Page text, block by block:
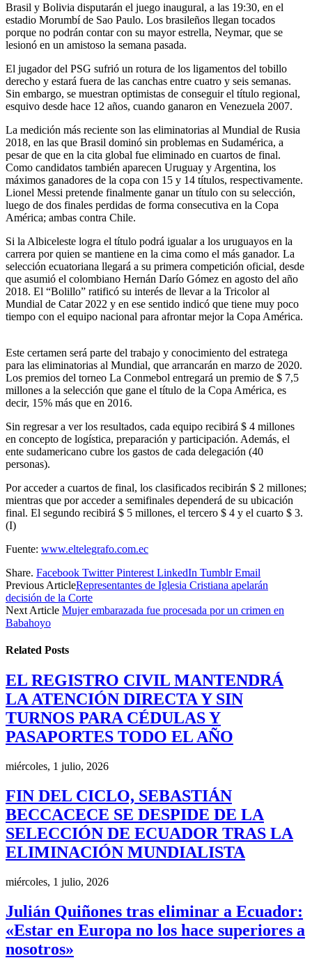
Brasil y Bolivia disputarán el juego inaugural, a las 19:30, en el
estadio Morumbí de Sao Paulo. Los brasileños llegan tocados
porque no podrán contar con su mayor estrella, Neymar, que se
lesionó en un amistoso la semana pasada.
El jugador del PSG sufrió un rotura de los ligamentos del tobillo
derecho y estará fuera de las canchas entre cuatro y seis semanas.
Sin embargo, se muestran optimistas de conseguir el título regional,
esquivo desde hace 12 años, cuando ganaron en Venezuela 2007.
La medición más reciente son las eliminatorias al Mundial de Rusia
2018, en las que Brasil dominó sin problemas en Sudamérica, a
pesar de que en la cita global fue eliminado en cuartos de final.
Como candidatos también aparecen Uruguay y Argentina, los
máximos ganadores de la copa con 15 y 14 títulos, respectivamente.
Lionel Messi pretende finalmente ganar un título con su selección,
luego de dos finales perdidas de forma consecutiva en la Copa
América; ambas contra Chile.
Si la Albiceleste logra el título podrá igualar a los uruguayos en la
carrera por quien se mantiene en la cima como el más ganador. La
selección ecuatoriana llegará a su primera competición oficial, desde
que asumió el colombiano Hernán Darío Gómez en agosto del año
2018. El “Bolillo” ratificó su interés de llevar a la Tricolor al
Mundial de Catar 2022 y en ese sentido indicó que tiene muy poco
tiempo con el equipo nacional para afrontar mejor la Copa América.
Este certamen será parte del trabajo y conocimiento del estratega
para las eliminatorias al Mundial, que arrancarán en marzo de 2020.
Los premios del torneo La Conmebol entregará un premio de $ 7,5
millones a la selección que gane el título de la Copa América, es
decir, 15% más que en 2016.
Sin regresar a ver los resultados, cada equipo recibirá $ 4 millones
en concepto de logística, preparación y participación. Además, el
ente sudamericano cubre los gastos de cada delegación (40
personas).
Por acceder a cuartos de final, los clasificados recibirán $ 2 millones;
mientras que por acceder a semifinales dependerá de su ubicación
final. El segundo recibirá $ 5 millones, el tercero $ 4 y el cuarto $ 3.
(I)
Fuente: www.eltelegrafo.com.ec
Share. Facebook Twitter Pinterest LinkedIn Tumblr Email
Previous ArticleRepresentantes de Iglesia Cristiana apelarán
decisión de la Corte
Next Article Mujer embarazada fue procesada por un crimen en
Babahoyo
Related Posts
EL REGISTRO CIVIL MANTENDRÁ
LA ATENCIÓN DIRECTA Y SIN
TURNOS PARA CÉDULAS Y
PASAPORTES TODO EL AÑO
miércoles, 1 julio, 2026
FIN DEL CICLO, SEBASTIÁN
BECCACECE SE DESPIDE DE LA
SELECCIÓN DE ECUADOR TRAS LA
ELIMINACIÓN MUNDIALISTA
miércoles, 1 julio, 2026
Julián Quiñones tras eliminar a Ecuador:
«Estar en Europa no los hace superiores a
nosotros»